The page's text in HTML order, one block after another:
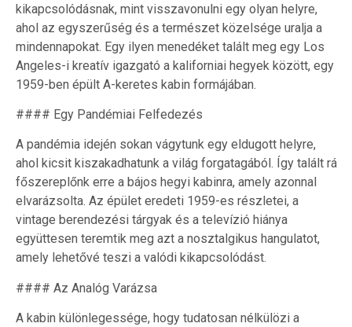
kikapcsolódásnak, mint visszavonulni egy olyan helyre,
ahol az egyszerűség és a természet közelsége uralja a
mindennapokat. Egy ilyen menedéket talált meg egy Los
Angeles-i kreatív igazgató a kaliforniai hegyek között, egy
1959-ben épült A-keretes kabin formájában.
#### Egy Pandémiai Felfedezés
A pandémia idején sokan vágytunk egy eldugott helyre,
ahol kicsit kiszakadhatunk a világ forgatagából. Így talált rá
főszereplőnk erre a bájos hegyi kabinra, amely azonnal
elvarázsolta. Az épület eredeti 1959-es részletei, a
vintage berendezési tárgyak és a televízió hiánya
együttesen teremtik meg azt a nosztalgikus hangulatot,
amely lehetővé teszi a valódi kikapcsolódást.
#### Az Analóg Varázsa
A kabin különlegessége, hogy tudatosan nélkülözi a